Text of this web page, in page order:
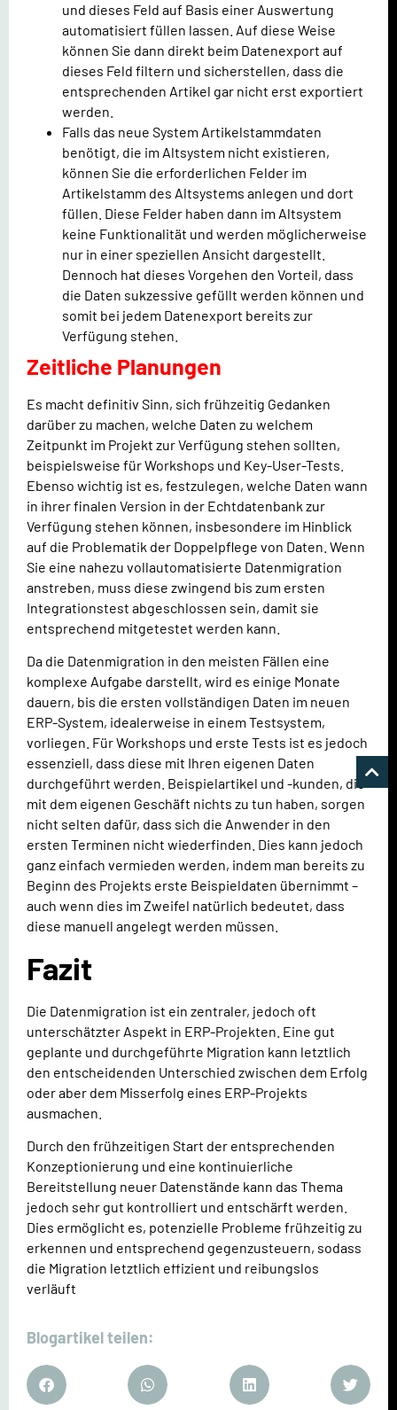
und dieses Feld auf Basis einer Auswertung
automatisiert füllen lassen. Auf diese Weise
können Sie dann direkt beim Datenexport auf
dieses Feld filtern und sicherstellen, dass die
entsprechenden Artikel gar nicht erst exportiert
werden.
Falls das neue System Artikelstammdaten
benötigt, die im Altsystem nicht existieren,
können Sie die erforderlichen Felder im
Artikelstamm des Altsystems anlegen und dort
füllen. Diese Felder haben dann im Altsystem
keine Funktionalität und werden möglicherweise
nur in einer speziellen Ansicht dargestellt.
Dennoch hat dieses Vorgehen den Vorteil, dass
die Daten sukzessive gefüllt werden können und
somit bei jedem Datenexport bereits zur
Verfügung stehen.
Zeitliche Planungen
Es macht definitiv Sinn, sich frühzeitig Gedanken
darüber zu machen, welche Daten zu welchem
Zeitpunkt im Projekt zur Verfügung stehen sollten,
beispielsweise für Workshops und Key-User-Tests.
Ebenso wichtig ist es, festzulegen, welche Daten wann
in ihrer finalen Version in der Echtdatenbank zur
Verfügung stehen können, insbesondere im Hinblick
auf die Problematik der Doppelpflege von Daten. Wenn
Sie eine nahezu vollautomatisierte Datenmigration
anstreben, muss diese zwingend bis zum ersten
Integrationstest abgeschlossen sein, damit sie
entsprechend mitgetestet werden kann.
Da die Datenmigration in den meisten Fällen eine
komplexe Aufgabe darstellt, wird es einige Monate
dauern, bis die ersten vollständigen Daten im neuen
ERP-System, idealerweise in einem Testsystem,
vorliegen. Für Workshops und erste Tests ist es jedoch
essenziell, dass diese mit Ihren eigenen Daten
durchgeführt werden. Beispielartikel und -kunden, die
mit dem eigenen Geschäft nichts zu tun haben, sorgen
nicht selten dafür, dass sich die Anwender in den
ersten Terminen nicht wiederfinden. Dies kann jedoch
ganz einfach vermieden werden, indem man bereits zu
Beginn des Projekts erste Beispieldaten übernimmt –
auch wenn dies im Zweifel natürlich bedeutet, dass
diese manuell angelegt werden müssen.
Fazit
Die Datenmigration ist ein zentraler, jedoch oft
unterschätzter Aspekt in ERP-Projekten. Eine gut
geplante und durchgeführte Migration kann letztlich
den entscheidenden Unterschied zwischen dem Erfolg
oder aber dem Misserfolg eines ERP-Projekts
ausmachen.
Durch den frühzeitigen Start der entsprechenden
Konzeptionierung und eine kontinuierliche
Bereitstellung neuer Datenstände kann das Thema
jedoch sehr gut kontrolliert und entschärft werden.
Dies ermöglicht es, potenzielle Probleme frühzeitig zu
erkennen und entsprechend gegenzusteuern, sodass
die Migration letztlich effizient und reibungslos
verläuft
Blogartikel teilen: